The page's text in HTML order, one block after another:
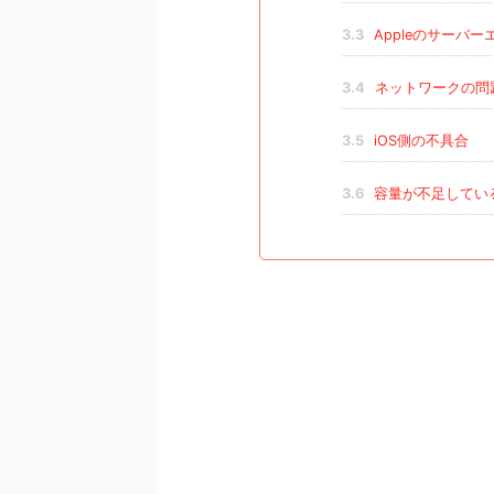
3.3 Appleのサーバー
3.4 ネットワークの問
3.5 iOS側の不具合
3.6 容量が不足してい